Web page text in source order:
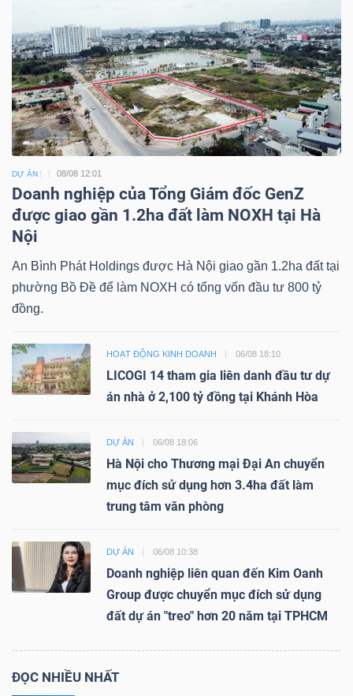
DỰ ÁN 08/08 12:01
Doanh nghiệp của Tổng Giám đốc GenZ
được giao gần 1.2ha đất làm NOXH tại Hà
Nội
An Bình Phát Holdings được Hà Nội giao gần 1.2ha đất tại
phường Bồ Đề để làm NOXH có tổng vốn đầu tư 800 tỷ
đồng.
HOẠT ĐỘNG KINH DOANH 06/08 18:10
LICOGI 14 tham gia liên danh đầu tư dự
án nhà ở 2,100 tỷ đồng tại Khánh Hòa
DỰ ÁN 06/08 18:06
Hà Nội cho Thương mại Đại An chuyển
mục đích sử dụng hơn 3.4ha đất làm
trung tâm văn phòng
DỰ ÁN 06/08 10:38
Doanh nghiệp liên quan đến Kim Oanh
Group được chuyển mục đích sử dụng
đất dự án "treo" hơn 20 năm tại TPHCM
ĐỌC NHIỀU NHẤT